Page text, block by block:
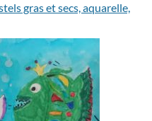
gras et secs, aquarelle,